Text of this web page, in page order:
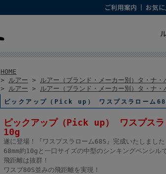
ご利用案内 お気
HOME
> ルアー > ルアー（ブランド・メーカー別）タ・ナ・
> ルアー > ルアー（ブランド・メーカー別）タ・ナ・
ピックアップ（Pick up） ワスプスラローム
ピックアップ（Pick up） ワスプス
10g
遂に登場！『ワスプスラローム68S』完成いたしました
68mm約10gと一口サイズの中型のシンキングペンシル
飛距離は抜群！
ワスプ80S並みの飛距離を実現！